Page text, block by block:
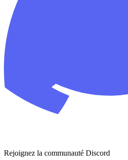
Rejoignez la communauté Discord